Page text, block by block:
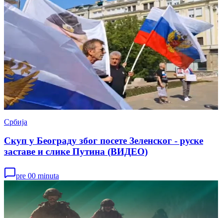
Србија
Скуп у Београду због посете Зеленског - руске
заставе и слике Путина (ВИДЕО)
pre 00 minuta